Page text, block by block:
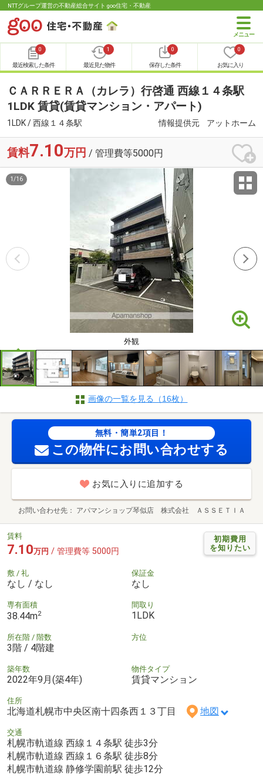
NTTグループ運営の不動産総合サイト goo住宅・不動産
0
最近検索した条件
1
最近見た物件
0
保存した条件
0
お気に入り
ＣＡＲＲＥＲＡ（カレラ）行啓通 西線１４条駅
1LDK 賃貸(賃貸マンション・アパート)
1LDK / 西線１４条駅 情報提供元 アットホーム
賃料7.10万円 / 管理費等5000円
外観
1 /16
画像の一覧を見る（16枚）
無料・簡単2項目！
この物件にお問い合わせする
お気に入りに追加する
お問い合わせ先 アパマンショップ琴似店 株式会社 ＡＳＳＥＴＩＡ
初期費用
を知りたい
賃料
7.10万円 / 管理費等 5000円
敷 / 礼
なし / なし
保証金
なし
専有面積
38.44m2
間取り
1LDK
所在階 / 階数
3階 / 4階建
方位
築年数
2022年9月(築4年)
物件タイプ
賃貸マンション
住所
北海道札幌市中央区南十四条西１３丁目 地図
交通
札幌市軌道線 西線１４条駅 徒歩3分
札幌市軌道線 西線１６条駅 徒歩8分
札幌市軌道線 静修学園前駅 徒歩12分